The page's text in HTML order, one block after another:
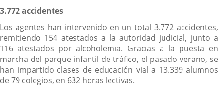
3.772 accidentes
Los agentes han intervenido en un total 3.772 accidentes,
remitiendo 154 atestados a la autoridad judicial, junto a
116 atestados por alcoholemia. Gracias a la puesta en
marcha del parque infantil de tráfico, el pasado verano, se
han impartido clases de educación vial a 13.339 alumnos
de 79 colegios, en 632 horas lectivas.